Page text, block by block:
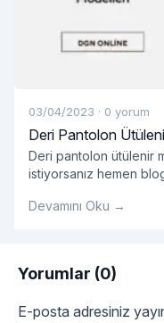
03/04/2023 · 0 yorum
Deri Pantolon
Deri pantolon ütülenir
istiyorsanız hemen blog
Devamını Oku →
Yorumlar (0)
E-posta adresiniz